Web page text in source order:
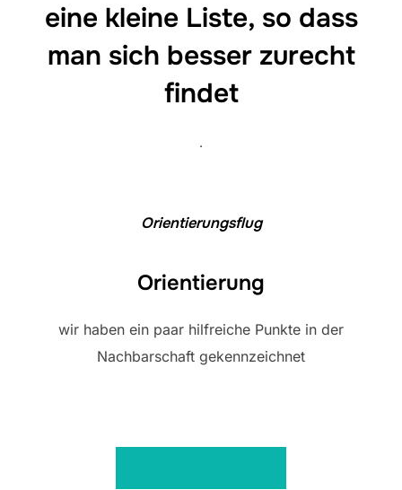
eine kleine Liste, so dass
man sich besser zurecht
findet
.
Orientierungsflug
Orientierung
wir haben ein paar hilfreiche Punkte in der
Nachbarschaft gekennzeichnet